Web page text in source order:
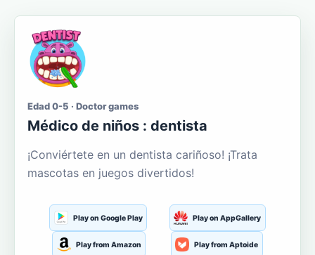
Edad 0-5 · Doctor games
Médico de niños : dentista
¡Conviértete en un dentista cariñoso! ¡Trata
mascotas en juegos divertidos!
Play on Google Play Play on AppGallery
Play from Amazon Play from Aptoide